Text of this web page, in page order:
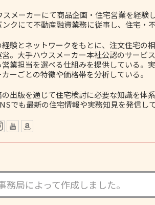
スメーカーにて商品企画・住宅営業を経験
クにて不動産融資業務に従事し、住宅・
経験とネットワークをもとに、注文住宅の
。大手ハウスメーカー本社公認のサービ
業担当を選べる仕組みを提供している。
ーごとの特徴や価格帯を分析している。
の出版を通じて住宅検討に必要な知識を体
でも最新の住宅情報や実務知見を発信して
局によって作成しました。